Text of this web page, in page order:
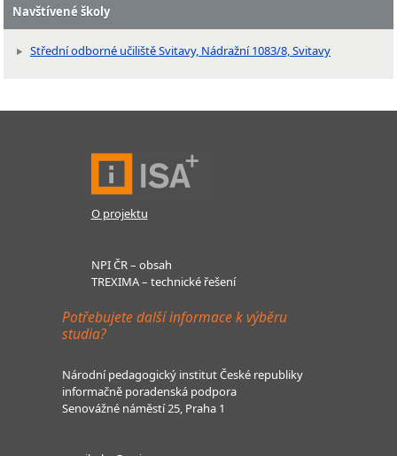
Navštívené školy
Střední odborné učiliště Svitavy, Nádražní 1083/8, Svitavy
O projektu
NPI ČR – obsah
TREXIMA – technické řešení
Potřebujete další informace k výběru
studia?
Národní pedagogický institut České republiky
informačně poradenská podpora
Senovážné náměstí 25, Praha 1